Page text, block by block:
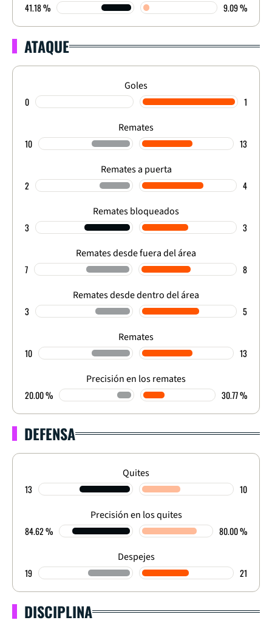
41.18 % 9.09 %
ATAQUE
Goles
0 1
Remates
10 13
Remates a puerta
2 4
Remates bloqueados
3 3
Remates desde fuera del área
7 8
Remates desde dentro del área
3 5
Remates
10 13
Precisión en los remates
20.00 % 30.77 %
DEFENSA
Quites
13 10
Precisión en los quites
84.62 % 80.00 %
Despejes
19 21
DISCIPLINA